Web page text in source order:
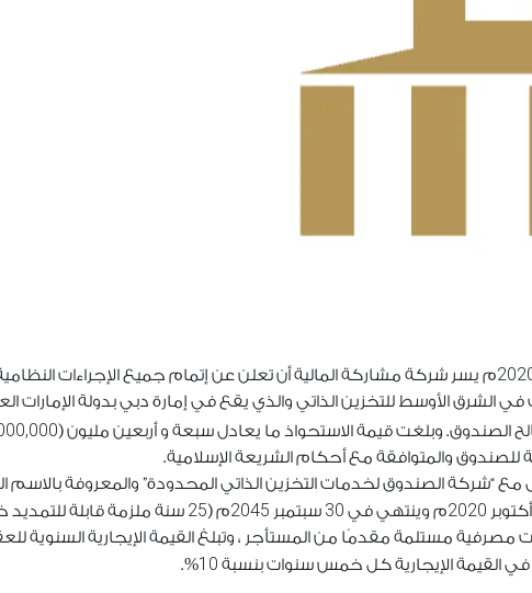
م يسر شركة مشاركة المالية أن تعلن عن إتمام جميع الإجراءات
الشرق الأوسط للتخزين الذاتي والذي يقع في إمارة دبي بدولة الإمارات
الصندوق. وبلغت قيمة الاستحواذ ما يعادل سبعة و أربعين مليون (
للصندوق والمتوافقة مع أحكام الشريعة الإسلامية.
أكتوبر 2020م وينتهي في 30 سبتمبر 2045م (25 سنة ملزمة قابلة
مستلمة مقدمًا من المستأجر ، وتبلغ القيمة الإيجارية السنوية
في القيمة الإيجارية كل خمس سنوات بنسبة 10
%.